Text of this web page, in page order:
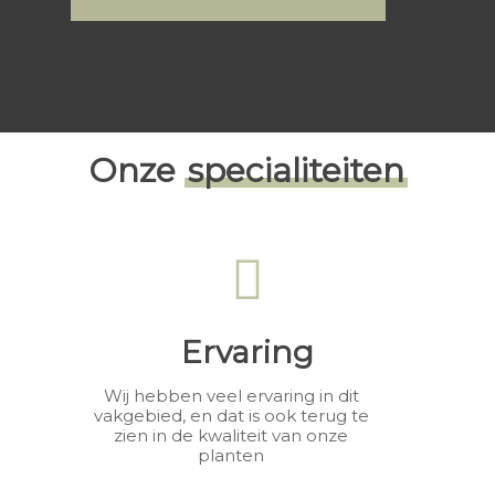
Onze specialiteiten
Ervaring
Wij hebben veel ervaring in dit
vakgebied, en dat is ook terug te
zien in de kwaliteit van onze
planten